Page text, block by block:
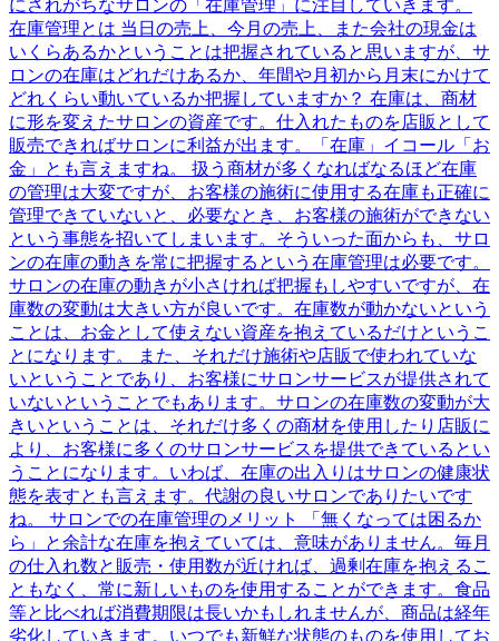
にされがちなサロンの「在庫管理」に注目していきます。
在庫管理とは 当日の売上、今月の売上、また会社の現金は
いくらあるかということは把握されていると思いますが、サ
ロンの在庫はどれだけあるか、年間や月初から月末にかけて
どれくらい動いているか把握していますか？ 在庫は、商材
に形を変えたサロンの資産です。仕入れたものを店販として
販売できればサロンに利益が出ます。「在庫」イコール「お
金」とも言えますね。 扱う商材が多くなればなるほど在庫
の管理は大変ですが、お客様の施術に使用する在庫も正確に
管理できていないと、必要なとき、お客様の施術ができない
という事態を招いてしまいます。そういった面からも、サロ
ンの在庫の動きを常に把握するという在庫管理は必要です。
サロンの在庫の動きが小さければ把握もしやすいですが、在
庫数の変動は大きい方が良いです。在庫数が動かないという
ことは、お金として使えない資産を抱えているだけというこ
とになります。 また、それだけ施術や店販で使われていな
いということであり、お客様にサロンサービスが提供されて
いないということでもあります。サロンの在庫数の変動が大
きいということは、それだけ多くの商材を使用したり店販に
より、お客様に多くのサロンサービスを提供できているとい
うことになります。いわば、在庫の出入りはサロンの健康状
態を表すとも言えます。代謝の良いサロンでありたいです
ね。 サロンでの在庫管理のメリット 「無くなっては困るか
ら」と余計な在庫を抱えていては、意味がありません。毎月
の仕入れ数と販売・使用数が近ければ、過剰在庫を抱えるこ
ともなく、常に新しいものを使用することができます。食品
等と比べれば消費期限は長いかもしれませんが、商品は経年
劣化していきます。いつでも新鮮な状態のものを使用してお